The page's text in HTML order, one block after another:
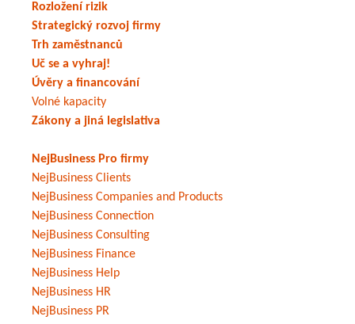
Rozložení rizik
Strategický rozvoj firmy
Trh zaměstnanců
Uč se a vyhraj!
Úvěry a financování
Volné kapacity
Zákony a jiná legislativa
NejBusiness Pro firmy
NejBusiness Clients
NejBusiness Companies and Products
NejBusiness Connection
NejBusiness Consulting
NejBusiness Finance
NejBusiness Help
NejBusiness HR
NejBusiness PR